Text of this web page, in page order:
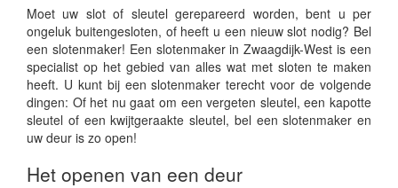
Moet uw slot of sleutel gerepareerd worden, bent u per
ongeluk buitengesloten, of heeft u een nieuw slot nodig? Bel
een slotenmaker! Een slotenmaker in Zwaagdijk-West is een
specialist op het gebied van alles wat met sloten te maken
heeft. U kunt bij een slotenmaker terecht voor de volgende
dingen: Of het nu gaat om een vergeten sleutel, een kapotte
sleutel of een kwijtgeraakte sleutel, bel een slotenmaker en
uw deur is zo open!
Het openen van een deur